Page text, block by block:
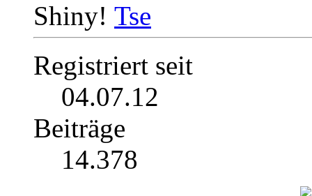
Shiny!
Registriert seit
04.07.12
Beiträge
14.378